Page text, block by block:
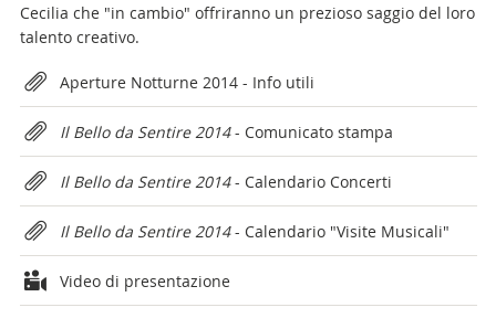
Cecilia che "in cambio" offriranno un prezioso saggio del loro
talento creativo.
Attachments
Aperture Notturne 2014 - Info utili
Il Bello da Sentire 2014- Comunicato stampa
Il Bello da Sentire 2014- Calendario Concerti
Il Bello da Sentire 2014- Calendario "Visite Musicali"
Video di presentazione